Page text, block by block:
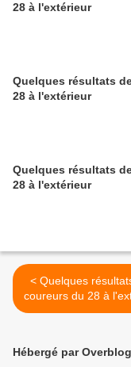
28 à l'extérieur
Quelques résultats
28 à l'extérieur
Quelques résultats
28 à l'extérieur
< Quelques résultats des
coureurs du 28 à
Hébergé par Overblog